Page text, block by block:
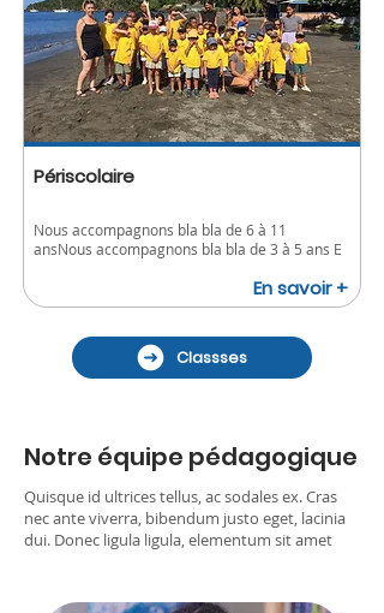
Périscolaire
Nous accompagnons bla bla de 6 à 11
ansNous accompagnons bla bla de 3 à 5 ans E
En savoir +
Classses
Notre équipe pédagogique
Quisque id ultrices tellus, ac sodales ex. Cras
nec ante viverra, bibendum justo eget, lacinia
dui. Donec ligula ligula, elementum sit amet